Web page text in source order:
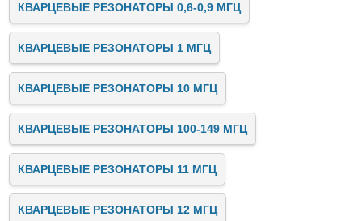
КВАРЦЕВЫЕ РЕЗОНАТОРЫ 0,6-0,9 МГЦ
КВАРЦЕВЫЕ РЕЗОНАТОРЫ 1 МГЦ
КВАРЦЕВЫЕ РЕЗОНАТОРЫ 10 МГЦ
КВАРЦЕВЫЕ РЕЗОНАТОРЫ 100-149 МГЦ
КВАРЦЕВЫЕ РЕЗОНАТОРЫ 11 МГЦ
КВАРЦЕВЫЕ РЕЗОНАТОРЫ 12 МГЦ